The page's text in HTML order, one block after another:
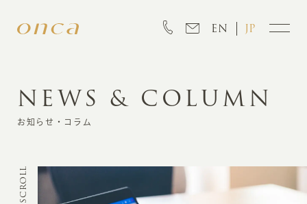
EN JP
INFORMATION
CREATION
NEWS & COLUMN
お知らせ・コラム
SCROLL